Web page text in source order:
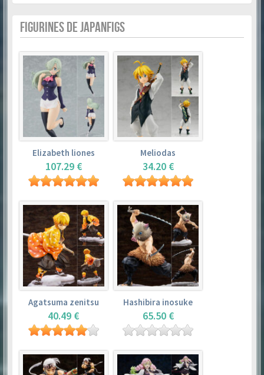
FIGURINES DE JAPANFIGS
Elizabeth liones
107.29 €
Meliodas
34.20 €
Agatsuma zenitsu
40.49 €
Hashibira inosuke
65.50 €